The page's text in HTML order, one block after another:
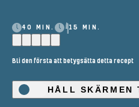
40 MIN. 15 MIN.
Bli den första att betygsätta detta recept
HÅLL SKÄRMEN